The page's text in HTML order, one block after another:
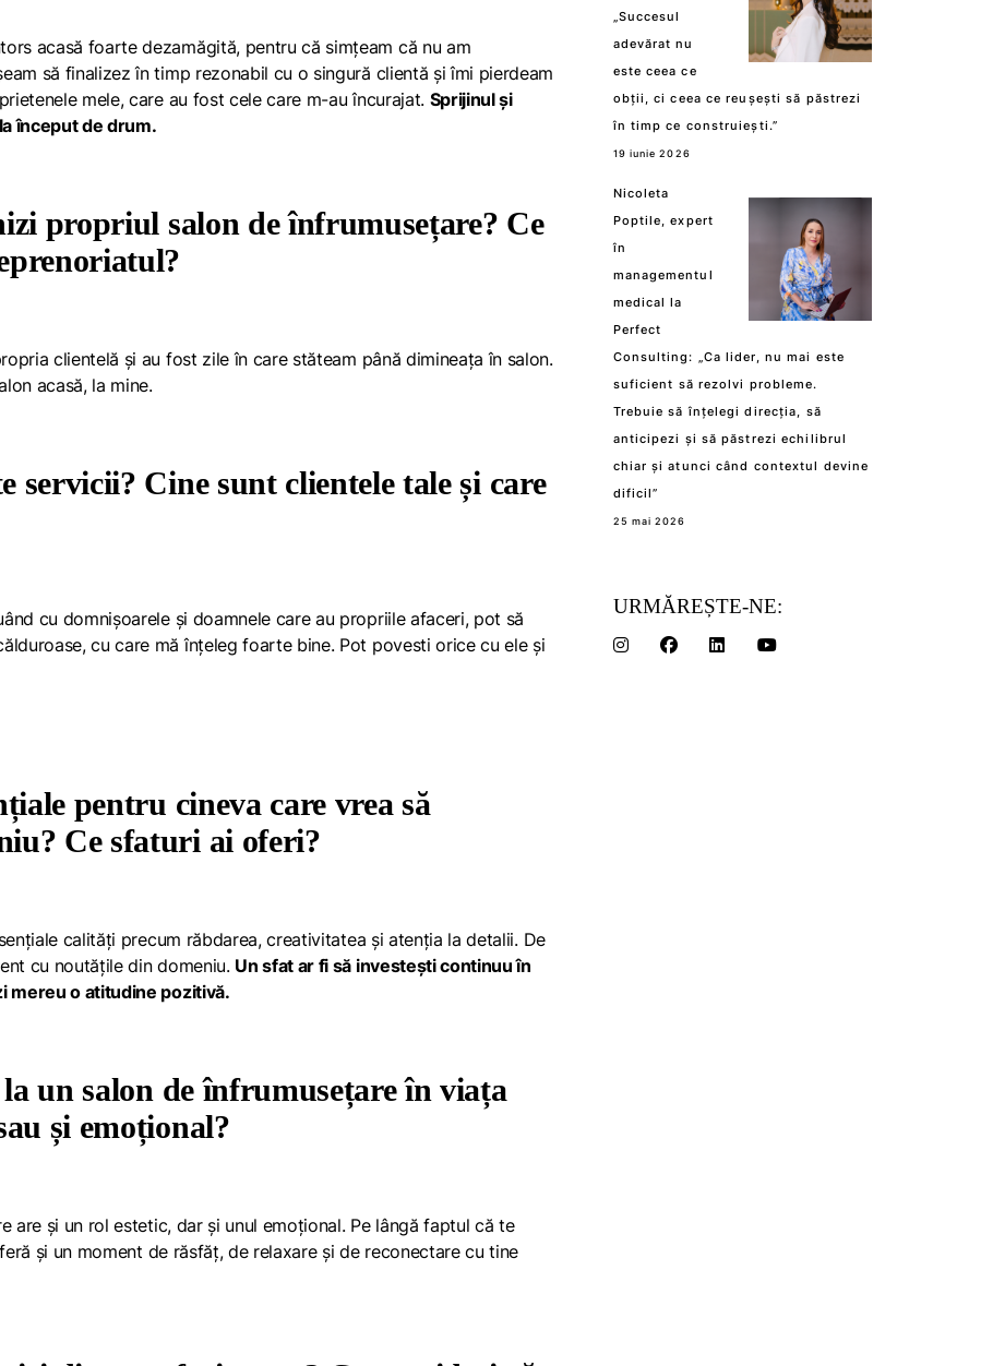
acasă foarte dezamăgită, pentru că simțeam că nu am
să finalizez în timp rezonabil cu o singură clientă și îmi pierdeam
mele, care au fost cele care m-au încurajat. Sprijinul și
început de drum.
propriul salon de înfrumusețare? Ce
clientelă și au fost zile în care stăteam până dimineața în salon.
acasă, la mine.
servicii? Cine sunt clientele tale și care
cu domnișoarele și doamnele care au propriile afaceri, pot să
cu care mă înțeleg foarte bine. Pot povesti orice cu ele și
pentru cineva care vrea să
Ce sfaturi ai oferi?
calități precum răbdarea, creativitatea și atenția la detalii. De
cu noutățile din domeniu. Un sfat ar fi să investești continuu în
mereu o atitudine pozitivă.
un salon de înfrumusețare în viața
și emoțional?
are și un rol estetic, dar și unul emoțional. Pe lângă faptul că te
și un moment de răsfăț, de relaxare și de reconectare cu tine
„Succesul
adevărat nu
este ceea ce
obții, ci ceea ce reușești să păstrezi
în timp ce construiești.”
19 iunie 2026
Nicoleta
Poptile, expert
în
managementul
medical la
Perfect
Consulting: „Ca lider, nu mai este
suficient să rezolvi probleme.
Trebuie să înțelegi direcția, să
anticipezi și să păstrezi echilibrul
chiar și atunci când contextul devine
dificil”
25 mai 2026
URMĂREȘTE-NE: